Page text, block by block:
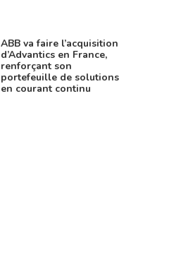
ABB va faire l’acquisition
d’Advantics en France,
renforçant son
portefeuille de solutions
en courant continu